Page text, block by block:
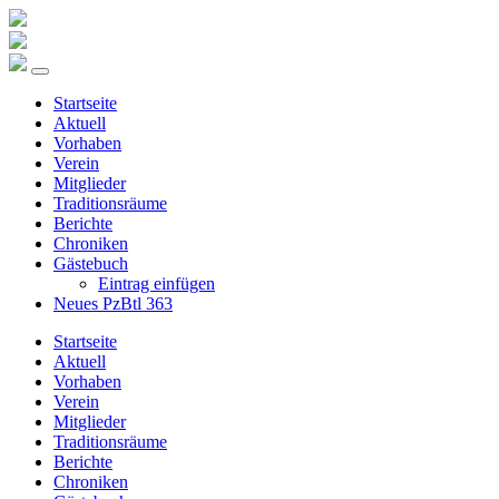
Startseite
Aktuell
Vorhaben
Verein
Mitglieder
Traditionsräume
Berichte
Chroniken
Gästebuch
Eintrag einfügen
Neues PzBtl 363
Startseite
Aktuell
Vorhaben
Verein
Mitglieder
Traditionsräume
Berichte
Chroniken